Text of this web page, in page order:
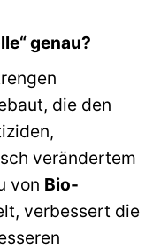
genau?
die den
verändertem
von Bio-
verbessert die